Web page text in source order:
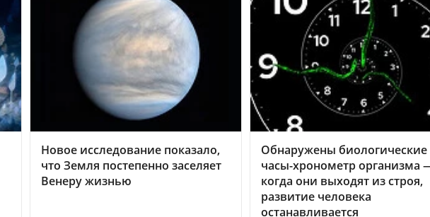
Новое исследование показало,
что Земля постепенно заселяет
Венеру жизнью
Обнаружены биологические
часы-хронометр организма
когда они выходят из строя,
развитие человека
останавливается